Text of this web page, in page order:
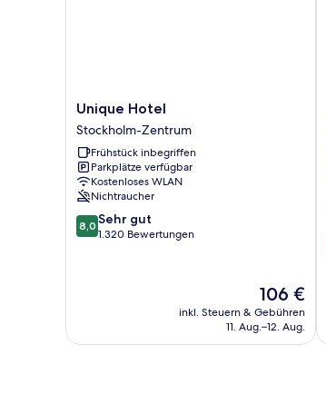
Unique
Hotel
Stockholm-
Zentrum
Unique Hotel
Stockholm-Zentrum
Frühstück inbegriffen
Parkplätze verfügbar
Kostenloses WLAN
Nichtraucher
8.0
von
8,0 Sehr gut
1.320 Bewertungen
Der
Preis
beträgt
106 €
inkl. Steuern & Gebühren
11. Aug.–12. Aug.